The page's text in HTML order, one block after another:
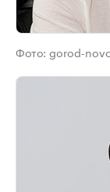
Фото: gorod-